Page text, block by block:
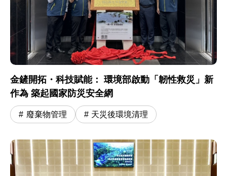
金鏟開拓・科技賦能： 環境部啟動「韌性救災」新
作為 築起國家防災安全網
廢棄物管理 天災後環境清理